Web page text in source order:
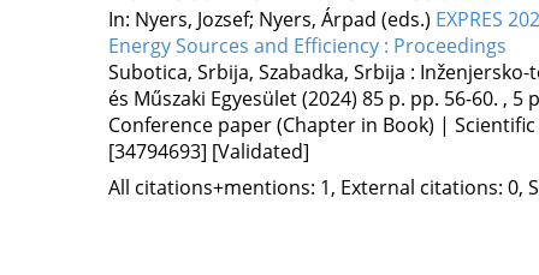
In: Nyers, Jozsef; Nyers, Árpad (eds.) EXPRES
Energy Sources and Efficiency : Proceedings
Subotica, Srbija, Szabadka, Srbija :
és Műszaki Egyesület(2024) 85 p. pp. 56-60. , 5
Conference paper (Chapter in Book) | Scientific
[34794693] [Validated]
All citations+mentions: 1, External citations: 0,